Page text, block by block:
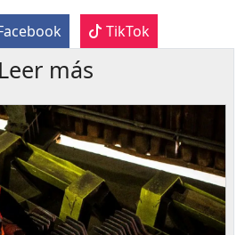
TikTok
Leer más